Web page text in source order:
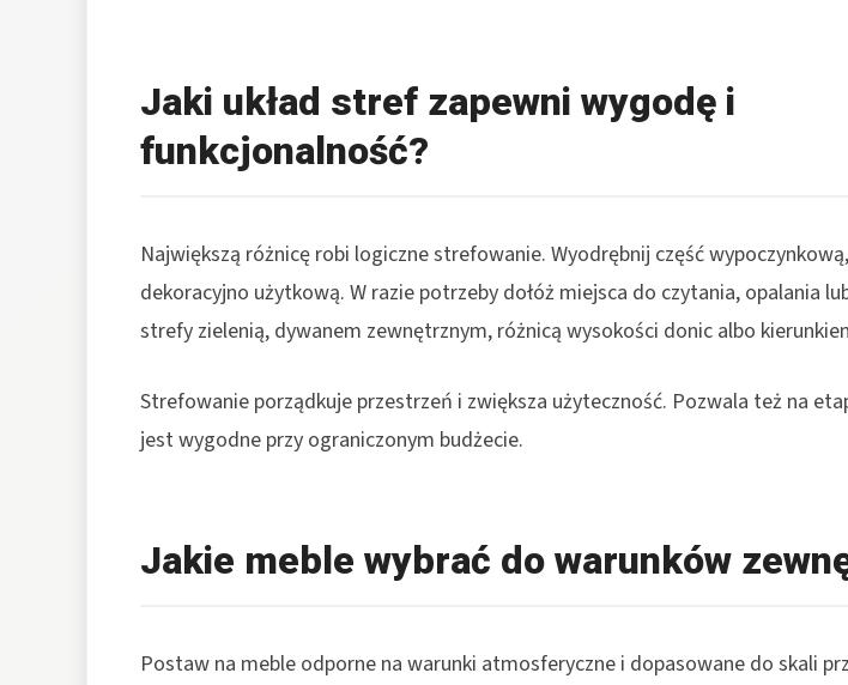
Jaki układ stref zapewni wygodę i
funkcjonalność?
Największą różnicę robi logiczne strefowanie. Wyodrębnij część
dekoracyjno użytkową. W razie potrzeby dołóż miejsca do czytania, opalania
strefy zielenią, dywanem zewnętrznym, różnicą wysokości donic albo
Strefowanie porządkuje przestrzeń i zwiększa użyteczność. Pozwala też na
jest wygodne przy ograniczonym budżecie.
Jakie meble wybrać do warunków
Postaw na meble odporne na warunki atmosferyczne i dopasowane do skali